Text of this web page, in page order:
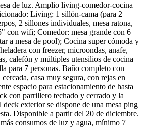
de luz. Amplio living-comedor-cocina
Living: 1 sillón-cama (para 2
2 sillones individuales, mesa ratona,
con wifi; Comedor: mesa grande con 6
a mesa de pool); Cocina super cómoda y
con freezer, microondas, anafe,
calefón y múltiples utensilios de cocina
para 7 personas. Baño completo con
casa muy segura, con rejas en
espacio para estacionamiento de hasta
con parrillero techado y cerrado y la
exterior se dispone de una mesa ping
Disponible a partir del 20 de diciembre.
consumos de luz y agua, mínimo 7